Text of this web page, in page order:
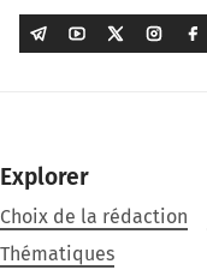
Explorer
Choix de la rédaction
Thématiques